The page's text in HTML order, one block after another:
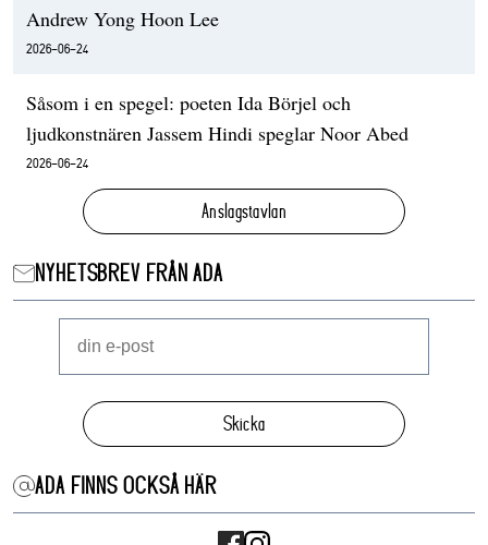
Andrew Yong Hoon Lee
2026-06-24
Såsom i en spegel: poeten Ida Börjel och
ljudkonstnären Jassem Hindi speglar Noor Abed
2026-06-24
Anslagstavlan
NYHETSBREV FRÅN ADA
Skicka
ADA FINNS OCKSÅ HÄR